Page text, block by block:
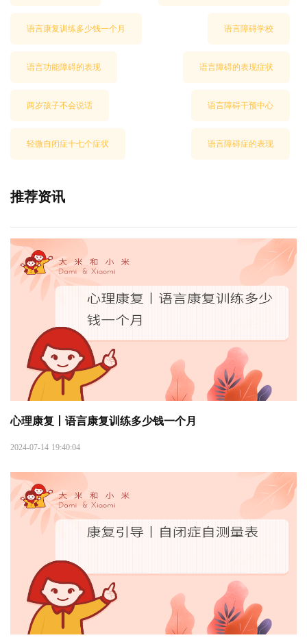
语言康复训练多少钱一个月 语言障碍学校
语言功能障碍的表现 语言障碍的表现症状
两岁孩子不会说话 语言障碍干预中心
轻微自闭症十七个症状 语言障碍症的表现
推荐资讯
心理康复丨语言康复训练多少钱一个月
2024-07-14 19:40:04